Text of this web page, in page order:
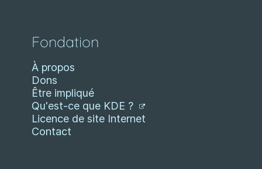
Fondation
À propos
Dons
Être impliqué
Qu'est-ce que KDE ?
Licence de site Internet
Contact